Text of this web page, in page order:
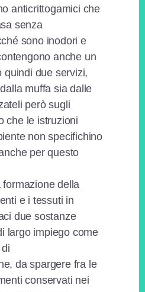
anticrittogamici che
senza
sono inodori e
anche un
quindi due servizi,
muffa sia dalle
però sugli
che le istruzioni
non specifichino
per questo
della
e i tessuti in
due sostanze
largo impiego come
da spargere fra le
conservati nei